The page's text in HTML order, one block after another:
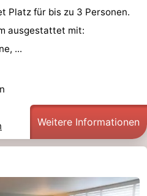
Platz für bis zu 3 Personen.
ausgestattet mit:
...
Weitere Informationen